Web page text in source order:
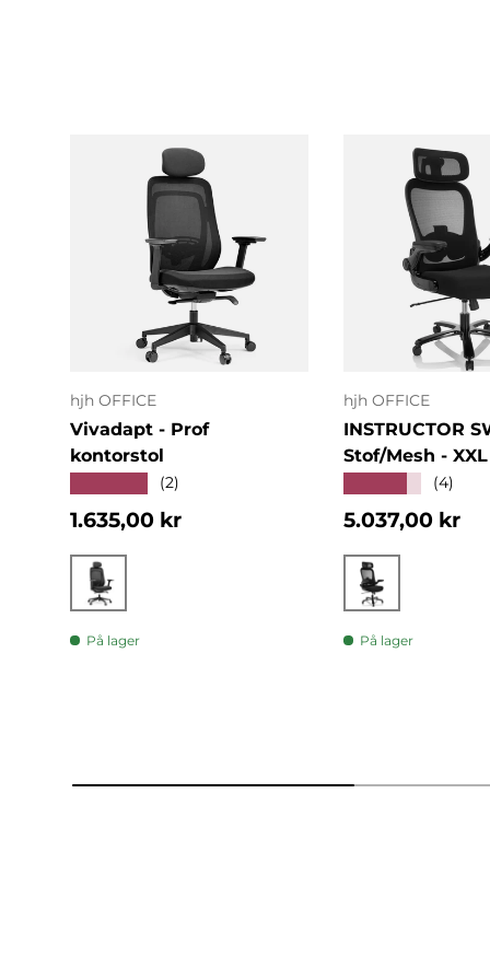
hjh OFFICE
Vivadapt - Prof
kontorstol
(2)
Normalpris
1.635,00 kr
Sort
På lager
I indkøbskurven
hjh OFFICE
INSTRUCTOR
Stof/Mesh -
(4)
Normalpris
5.037,00 kr
Sort
På lager
I